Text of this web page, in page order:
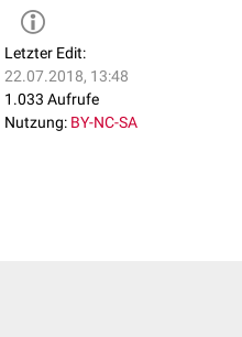
Letzter Edit:
22.07.2018, 13:48
1.033 Aufrufe
Nutzung: BY-NC-SA